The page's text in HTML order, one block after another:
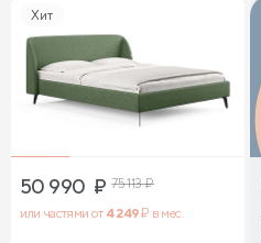
Хит
50 990 ₽ 75 113₽
или частями от 4 249₽ в мес.